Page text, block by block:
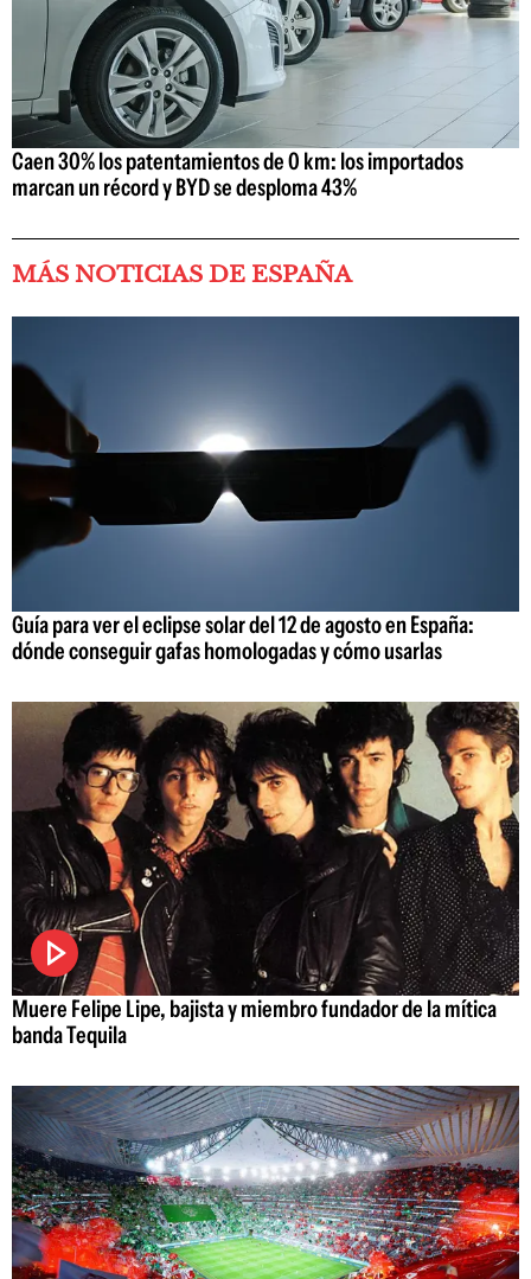
Caen 30% los patentamientos de 0 km: los importados
marcan un récord y BYD se desploma 43%
MÁS NOTICIAS DE ESPAÑA
Guía para ver el eclipse solar del 12 de agosto en España:
dónde conseguir gafas homologadas y cómo usarlas
Muere Felipe Lipe, bajista y miembro fundador de la mítica
banda Tequila